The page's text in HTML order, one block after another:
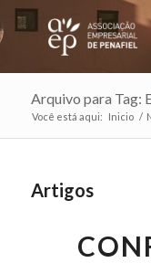
Arquivo para Tag:
Você está aqui: Inicio /
Artigos